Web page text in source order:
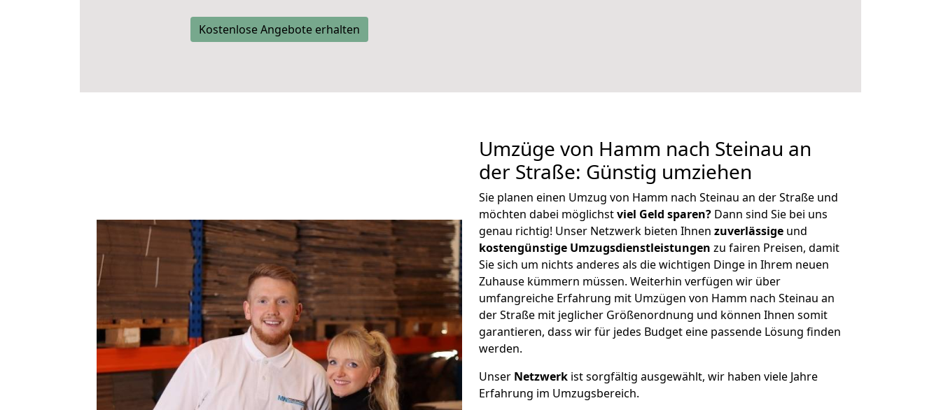
Kostenlose Angebote erhalten
Umzüge von Hamm nach Steinau an
der Straße: Günstig umziehen
Sie planen einen Umzug von Hamm nach Steinau an der Straße und
möchten dabei möglichstviel Geld sparen? Dann sind Sie bei uns
genau richtig! Unser Netzwerk bieten Ihnen zuverlässige und
kostengünstige Umzugsdienstleistungen zu fairen Preisen, damit
Sie sich um nichts anderes als die wichtigen Dinge in Ihrem neuen
Zuhause kümmern müssen. Weiterhin verfügen wir über
umfangreiche Erfahrung mit Umzügen von Hamm nach Steinau an
der Straße mit jeglicher Größenordnung und können Ihnen somit
garantieren, dass wir für jedes Budget eine passende Lösung finden
werden.
Unser Netzwerk ist sorgfältig ausgewählt, wir haben viele Jahre
Erfahrung im Umzugsbereich.